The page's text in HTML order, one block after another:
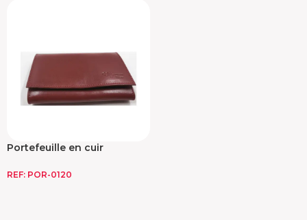
Portefeuille en cuir
REF: POR-0120